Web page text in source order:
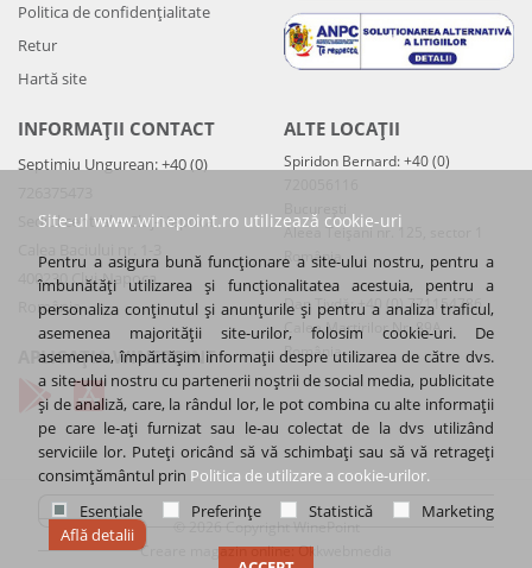
Politica de confidenţialitate
Retur
Hartă site
INFORMAȚII CONTACT
Septimiu Ungurean: +40 (0)
Sediul central – Cluj-Napoca
400230 Cluj-Napoca
România
APLICAȚIA WINEPOINT
ALTE LOCAȚII
Spiridon Bernard: +40 (0)
Aleea Teișani nr. 125, sector 1
România
Dan Tivdă: +40 (0) 771154786
Calea Martirilor Nr. 89A
România
© 2026 Copyright WinePoint
Creare magazin online:Okkwebmedia
Site-ul www.winepoint.ro utilizează cookie-uri
Pentru a asigura bună funcționare a site-ului nostru, pentru a
îmbunătăți utilizarea și funcționalitatea acestuia, pentru a
personaliza conținutul și anunțurile și pentru a analiza traficul,
asemenea majorității site-urilor, folosim cookie-uri. De
asemenea, împărtășim informații despre utilizarea de către dvs.
a site-ului nostru cu partenerii noștrii de social media, publicitate
și de analiză, care, la rândul lor, le pot combina cu alte informații
pe care le-ați furnizat sau le-au colectat de la dvs utilizând
serviciile lor. Puteți oricând să vă schimbați sau să vă retrageți
consimțământul prin Politica de utilizare a cookie-urilor.
Esențiale
Preferințe Statistică
Marketing
Află detalii